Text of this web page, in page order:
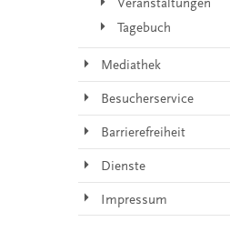
Veranstaltungen
Tagebuch
Mediathek
Besucherservice
Barrierefreiheit
Dienste
Impressum